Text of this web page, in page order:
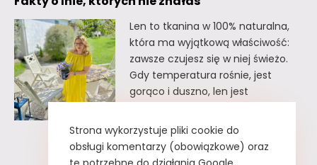
Len to tkanina w 100% naturalna,
która ma wyjątkową właściwość:
zawsze czujesz się w niej świeżo.
Gdy temperatura rośnie, jest
gorąco i duszno, len jest
faktów o lnie, których
prawdopodobnie nie znałaś. Fakty
o lnie, których nie znałaś Lnu nie
Strona wykorzystuje pliki cookie do
obsługi komentarzy (obowiązkowe) oraz